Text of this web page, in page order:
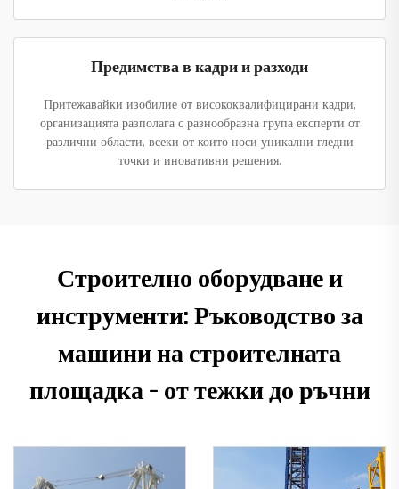
Предимства в кадри и разходи
Притежавайки изобилие от висококвалифицирани кадри,
организацията разполага с разнообразна група експерти от
различни области, всеки от които носи уникални гледни
точки и иновативни решения.
Строително оборудване и
инструменти: Ръководство за
машини на строителната
площадка – от тежки до ръчни